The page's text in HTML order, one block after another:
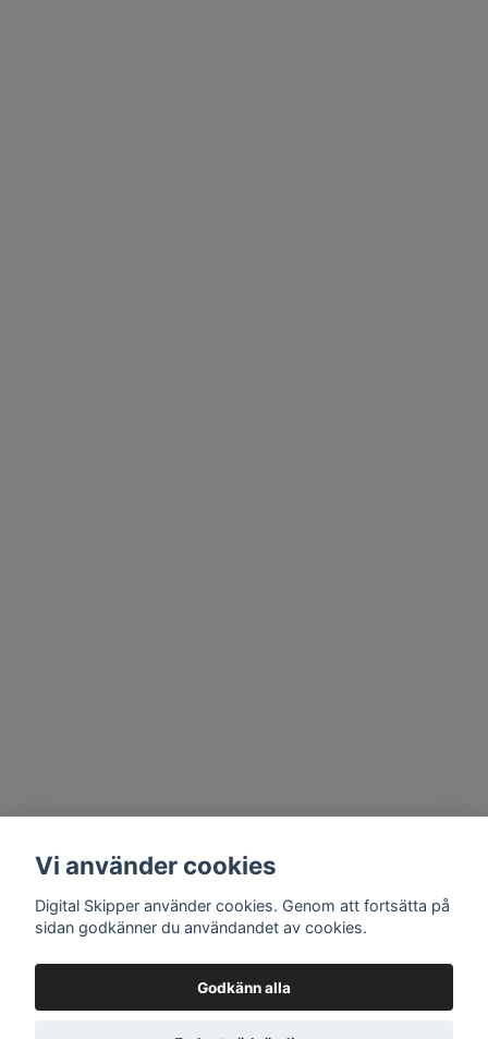
Vi använder cookies
Digital Skipper använder cookies. Genom att fortsätta på
sidan godkänner du användandet av cookies.
Godkänn alla